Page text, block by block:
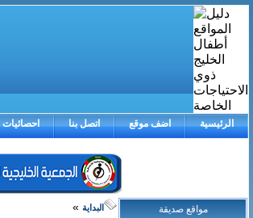
احصائيات اتصل بنا اضف موقع الرئيسية
البداية »
مواقع صديقة